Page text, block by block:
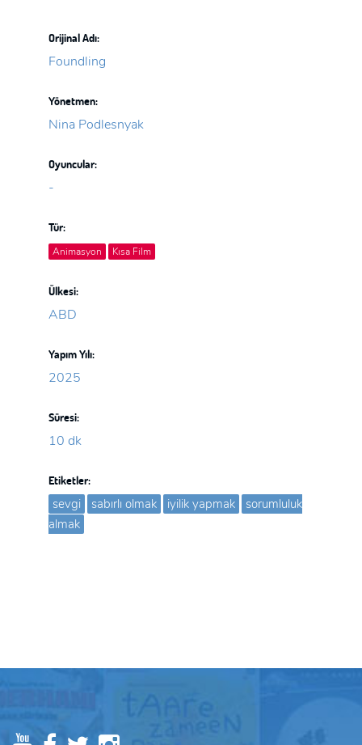
Orijinal Adı:
Foundling
Yönetmen:
Nina Podlesnyak
Oyuncular:
-
Tür:
Animasyon Kısa Film
Ülkesi:
ABD
Yapım Yılı:
2025
Süresi:
10 dk
Etiketler:
sevgi sabırlı olmak iyilik yapmak
sorumluluk
almak